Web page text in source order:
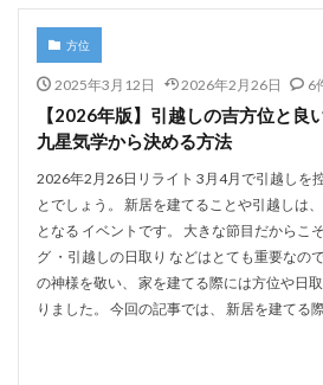
方位
2025年3月12日 2026年2月26日 6
【2026年版】引越しの吉方位と良
九星気学から決める方法
2026年2月26日リライト 3月4月で引越しを
とでしょう。 新居を建てることや引越しは
となる イベントです。 大きな節目だからこ
グ ・引越しの日取り などはとても重要なの
の神様を敬い、 家を建てる際には方位や日
りました。 今回の記事では、 新居を建てる